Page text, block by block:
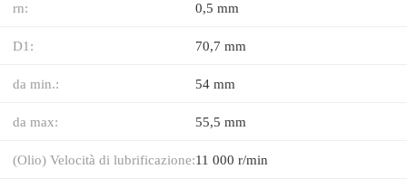
rn: 0,5 mm
D1: 70,7 mm
da min.: 54 mm
da max: 55,5 mm
(Olio) Velocità di lubrificazione:11 000 r/min